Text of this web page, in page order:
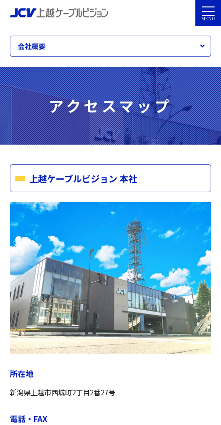
会社概要
アクセスマップ
上越ケーブルビジョン 本社
所在地
新潟県上越市西城町2丁目2番27号
電話・FAX